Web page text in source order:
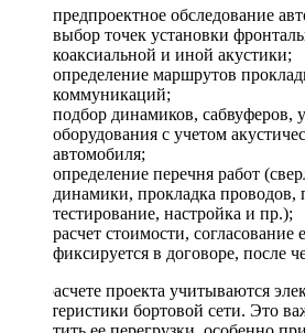
предпроектное обследование
выбор точек установки
коаксиальной и иной акустики;
определение маршрутов
коммуникаций;
подбор динамиков, сабвуферов,
оборудования с учетом
автомобиля;
определение перечня работ
динамики, прокладка проводов,
тестирование, настройка и пр.);
расчет стоимости, согласование
фиксируется в договоре, после
При расчете проекта учитываются
характеристики бортовой сети. Это